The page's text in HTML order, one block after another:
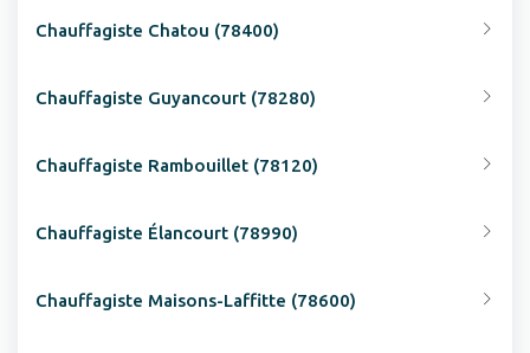
Chauffagiste Chatou (78400)
Chauffagiste Guyancourt (78280)
Chauffagiste Rambouillet (78120)
Chauffagiste Élancourt (78990)
Chauffagiste Maisons-Laffitte (78600)